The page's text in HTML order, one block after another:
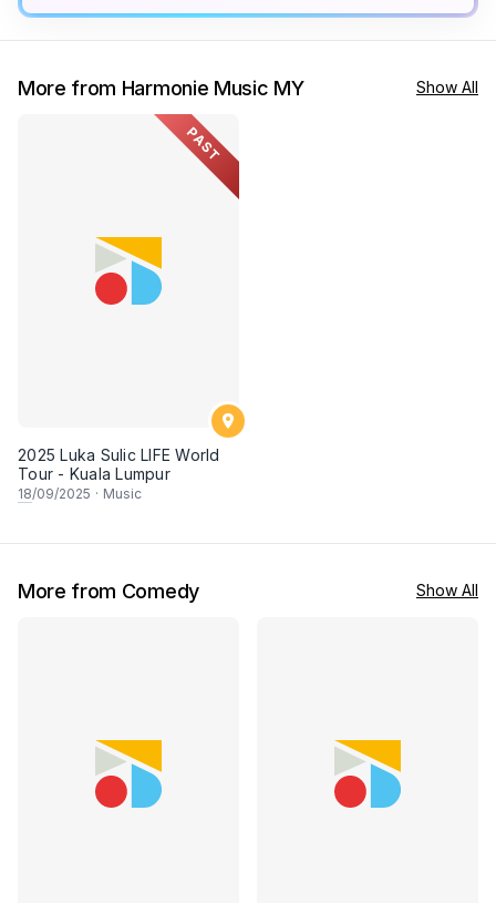
More from Harmonie Music MY Show All
PAST
2025 Luka Sulic LIFE World
Tour - Kuala Lumpur
18/09/2025 · Music
More from Comedy Show All